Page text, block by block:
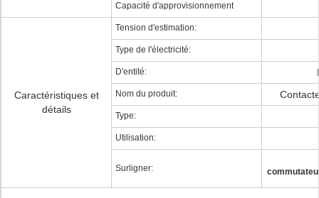
Capacité d'approvisionnement
Caractéristiques et
détails
Tension d'estimation:
Type de l'électricité:
D'entité:
Nom du produit:
Type:
Utilisation:
Surligner: